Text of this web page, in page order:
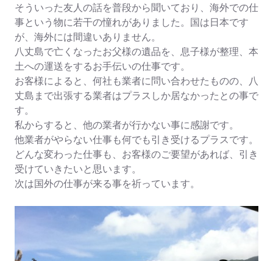
そういった友人の話を普段から聞いており、海外での仕
事という物に若干の憧れがありました。国は日本です
が、海外には間違いありません。
八丈島で亡くなったお父様の遺品を、息子様が整理、本
土への運送をするお手伝いの仕事です。
お客様によると、何社も業者に問い合わせたものの、八
丈島まで出張する業者はプラスしか居なかったとの事で
す。
私からすると、他の業者が行かない事に感謝です。
他業者がやらない仕事も何でも引き受けるプラスです。
どんな変わった仕事も、お客様のご要望があれば、引き
受けていきたいと思います。
次は国外の仕事が来る事を祈っています。